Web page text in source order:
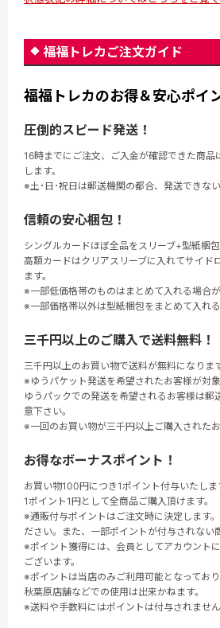
福福トレカご注文ガイド
福福トレカのお得＆安心ポイ
圧倒的スピード発送！
16時までにご注文、ご入金が確認できた商品
します。
※土･日･祝日は郵送機関の都合、発送できない
信頼の安心梱包！
シングルカードほぼ全品をスリーブ+型紙梱包
高額カードはクリアスリーブに入れてサイド
ます。
※一部低価格帯のものはまとめて入れる場合が
※一部価格帯以外は型紙梱包をまとめて入れる
三千円以上のご購入で送料無料！
三千円以上のお買い物で送料が無料になります
※ゆうパケット発送を希望されたお客様が対象
ゆうパックでの発送を希望されるお客様は郵
意下さい。
※一回のお買い物が三千円以上ご購入された
お得なボーナスポイント！
お買い物100円につき1ポイント付与いたしま
1ポイント1円として全商品ご購入頂けます。
※通販付与ポイントはご注文時に決定します
ださい。また、一部ポイントが付与されない
※ポイント獲得には、会員としてアカウント
ございます。
※ポイントは当店のみご利用可能となってお
秋葉原店舗などでの使用は出来かねます。
※送料や手数料にはポイントは付与されません